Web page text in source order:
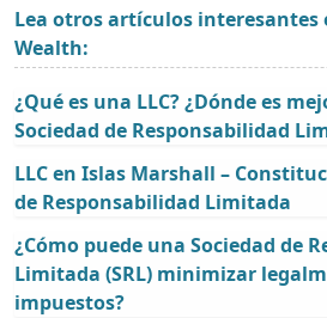
Lea otros artículos interesantes
Wealth:
¿Qué es una LLC? ¿Dónde es
Sociedad de Responsabilidad
LLC en Islas Marshall –
de Responsabilidad Limitada
¿Cómo puede una Sociedad de
Limitada (SRL) minimizar
impuestos?